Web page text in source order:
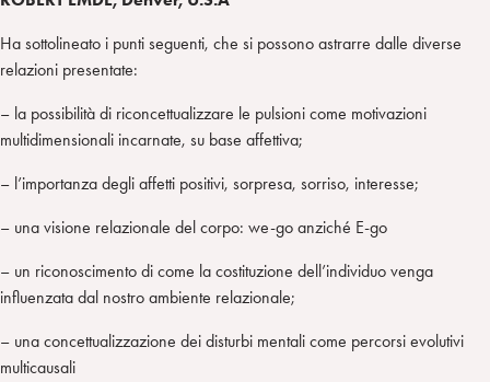
Ha sottolineato i punti seguenti, che si possono astrarre dalle diverse
relazioni presentate:
– la possibilità di riconcettualizzare le pulsioni come motivazioni
multidimensionali incarnate, su base affettiva;
– l’importanza degli affetti positivi, sorpresa, sorriso, interesse;
– una visione relazionale del corpo: we-go anziché E-go
– un riconoscimento di come la costituzione dell’individuo venga
influenzata dal nostro ambiente relazionale;
– una concettualizzazione dei disturbi mentali come percorsi evolutivi
multicausali